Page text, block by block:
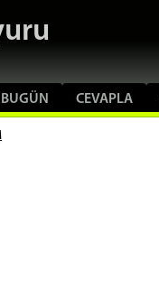
BUGÜN CEVAPLA